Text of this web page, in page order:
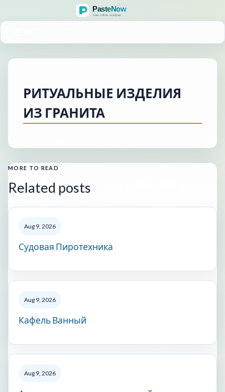
РИТУАЛЬНЫЕ ИЗДЕЛИЯ
ИЗ ГРАНИТА
MORE TO READ
Related posts
Aug 9, 2026
Судовая Пиротехника
Aug 9, 2026
Кафель Ванный
Aug 9, 2026